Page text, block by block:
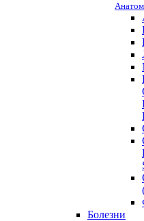
Болезни